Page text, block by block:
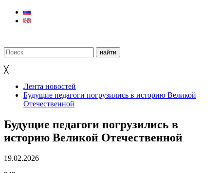
╳
Лента новостей
Будущие педагоги погрузились в историю Великой
Отечественной
Будущие педагоги погрузились в
историю Великой Отечественной
19.02.2026